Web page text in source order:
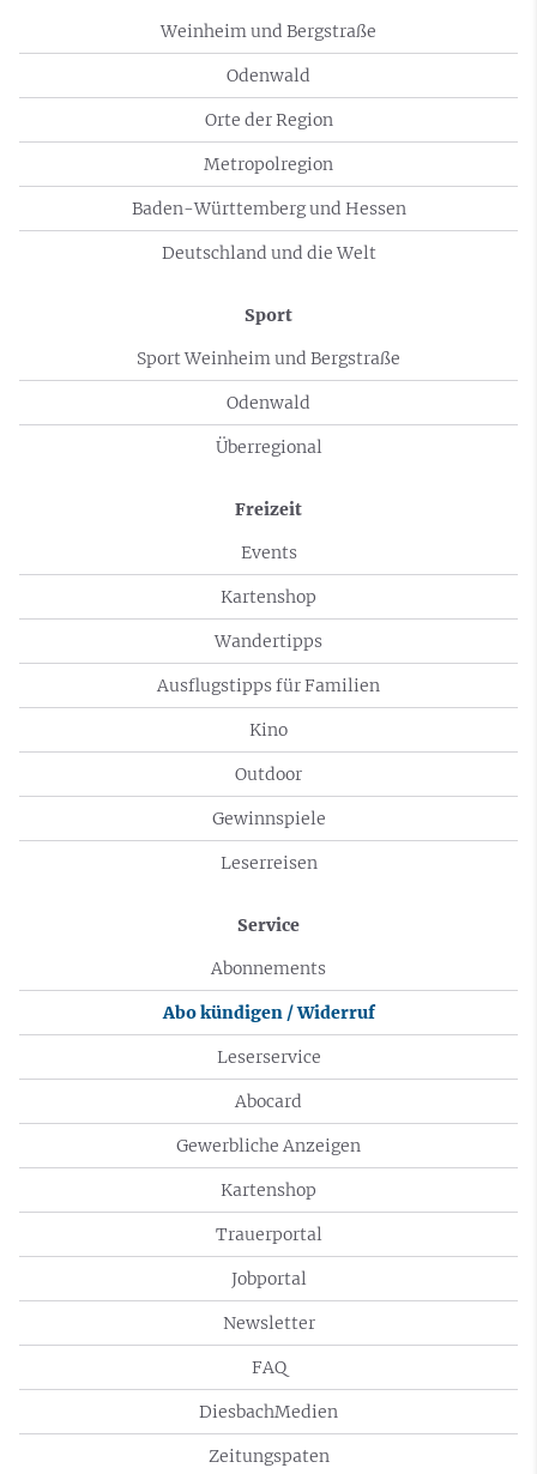
Weinheim und Bergstraße
Odenwald
Orte der Region
Metropolregion
Baden-Württemberg und Hessen
Deutschland und die Welt
Sport
Sport Weinheim und Bergstraße
Odenwald
Überregional
Freizeit
Events
Kartenshop
Wandertipps
Ausflugstipps für Familien
Kino
Outdoor
Gewinnspiele
Leserreisen
Service
Abonnements
Abo kündigen / Widerruf
Leserservice
Abocard
Gewerbliche Anzeigen
Kartenshop
Trauerportal
Jobportal
Newsletter
FAQ
DiesbachMedien
Zeitungspaten